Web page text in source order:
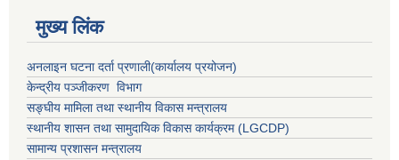
मुख्य लिंक
अनलाइन घटना दर्ता प्रणाली(कार्यालय प्रयोजन)
केन्द्रीय पञ्जीकरण विभाग
सङ्घीय मामिला तथा स्थानीय विकास मन्त्रालय
स्थानीय शासन तथा सामुदायिक विकास कार्यक्रम (LGCDP)
सामान्य प्रशासन मन्त्रालय